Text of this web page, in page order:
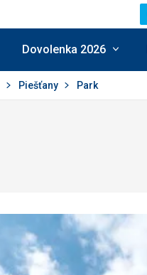
Dovolenka 2026
Piešťany Park